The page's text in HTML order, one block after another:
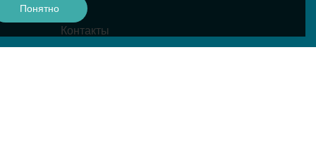
Контакты
Понятно